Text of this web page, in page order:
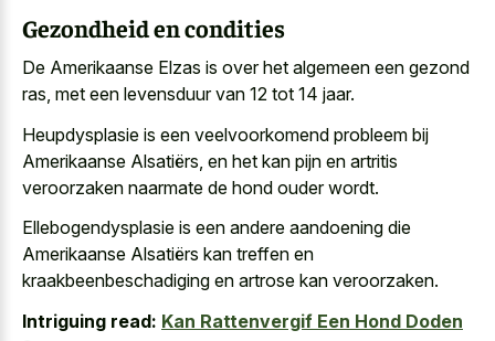
Gezondheid en condities
De Amerikaanse Elzas is over het algemeen een gezond
ras, met een levensduur van 12 tot 14 jaar.
Heupdysplasie is een veelvoorkomend probleem bij
Amerikaanse Alsatiërs, en het kan pijn en artritis
veroorzaken naarmate de hond ouder wordt.
Ellebogendysplasie is een andere aandoening die
Amerikaanse Alsatiërs kan treffen en
kraakbeenbeschadiging en artrose kan veroorzaken.
Intriguing read: Kan Rattenvergif Een Hond Doden